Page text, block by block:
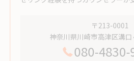
〒213-0001
神奈川県川崎市高津区溝口
080-4830-